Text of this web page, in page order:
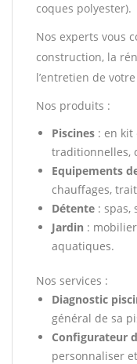
coques polyester).
Nos experts vous
construction, la
l’entretien de
Nos produits :
Piscines : en kit
traditionnelles,
Equipements
chauffages,
Détente : spas,
Jardin :
aquatiques.
Nos services :
Diagnostic
général de sa
Configurateur
personnaliser